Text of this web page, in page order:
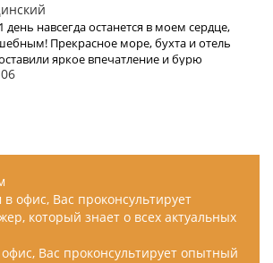
день навсегда останется в моем сердце,
Прекрасное море, бухта и отель
яркое впечатление и бурю
хочется возвращаться Снова и
за Вашу работу. Мы с мужем рады,
Вам. Теперь с Вами отдых для нас
Вас проконсультирует опытный